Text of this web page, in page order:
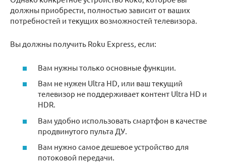
должны приобрести, полностью зависит от ваших
потребностей и текущих возможностей телевизора.
Вы должны получить Roku Express, если:
Вам нужны только основные функции.
Вам не нужен Ultra HD, или ваш текущий
телевизор не поддерживает контент Ultra HD и
HDR.
Вам удобно использовать смартфон в качестве
продвинутого пульта ДУ.
Вам нужно самое дешевое устройство для
потоковой передачи.